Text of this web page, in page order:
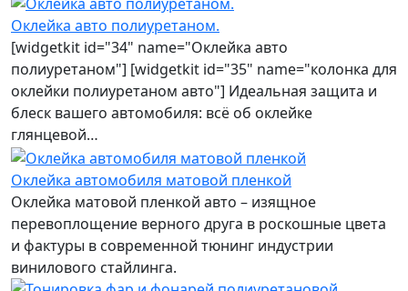
Оклейка авто полиуретаном.
[widgetkit id="34" name="Оклейка авто
полиуретаном"] [widgetkit id="35" name="колонка для
оклейки полиуретаном авто"] Идеальная защита и
блеск вашего автомобиля: всё об оклейке
глянцевой…
Оклейка автомобиля матовой пленкой
Оклейка матовой пленкой авто – изящное
перевоплощение верного друга в роскошные цвета
и фактуры в современной тюнинг индустрии
винилового стайлинга.